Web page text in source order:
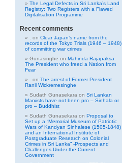
The Legal Defects in Sri Lanka’s Land
Registry: Two Registers with a Flawed
Digitalisation Programme
Recent comments
on Clear Japan’s name from the
records of the Tokyo Trials (1946 – 1948)
of committing war crimes
Gunasinghe on Mahinda Rajapaksa:
The President who freed a Nation from
Fear
on The arrest of Former President
Ranil Wickremesinghe
Sudath Gunasekara on Sri Lankan
Marxists have not been pro – Sinhala or
pro – Buddhist
Sudath Gunasekara on Proposal to
Set up a “Memorial Museum of Patriotic
Wars of Kandyan Sinhalese (1505-1848)
and an International Institute of
Postgraduate Research on Colonial
Crimes in Sri Lanka” -Prospects and
Challenges Under the Current
Government